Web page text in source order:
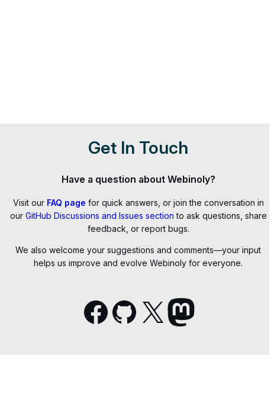
Get In Touch
Have a question about Webinoly?
Visit our FAQ page for quick answers, or join the conversation in
our GitHub Discussions and Issues section to ask questions, share
feedback, or report bugs.
We also welcome your suggestions and comments—your input
helps us improve and evolve Webinoly for everyone.
Facebook GitHub X Mastodon